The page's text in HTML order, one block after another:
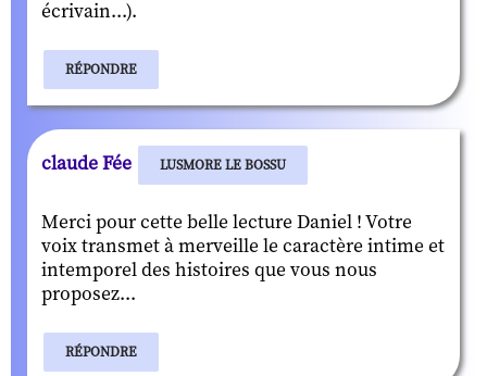
écrivain...).
RÉPONDRE
claude Fée LUSMORE LE BOSSU
Merci pour cette belle lecture Daniel ! Votre
voix transmet à merveille le caractère intime et
intemporel des histoires que vous nous
proposez...
RÉPONDRE